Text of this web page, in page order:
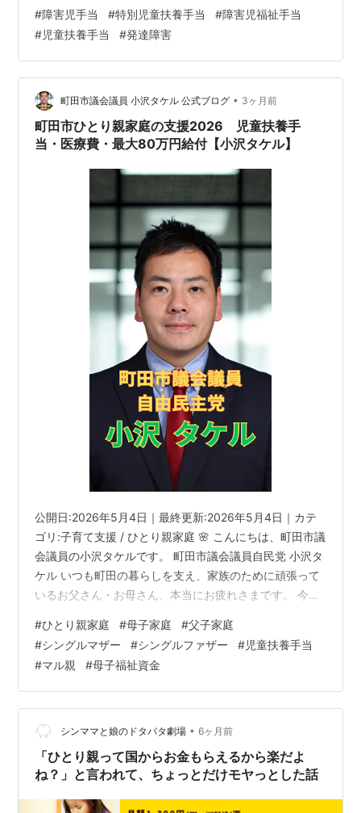
院でお金は出ていくばかり。使える制度は、もらい忘れ
なく全部知っておきたいですよね。 この記事では、障害
のあるお子さんが受けられる主な手当を一覧で整理し、
金額・所得制限・申請先まで、FPがまとめて解説しま
す。お住まいの状況に当てはめながら読んでみてくださ
い。 この記事でわかること 障害のあるお子…
#障害児手当 #特別児童扶養手当 #障害児福祉手当
#児童扶養手当 #発達障害
町田市議会議員 小沢タケル 公式ブログ • 3ヶ月前
町田市ひとり親家庭の支援2026 児童扶養手
当・医療費・最大80万円給付【小沢タケル】
公開日:2026年5月4日｜最終更新:2026年5月4日｜カテ
ゴリ:子育て支援 / ひとり親家庭 🌸 こんにちは、町田市議
会議員の小沢タケルです。 町田市議会議員自民党 小沢タ
ケル いつも町田の暮らしを支え、家族のために頑張って
いるお父さん・お母さん、本当にお疲れさまです。 今日
に向けて、「使える支援制度」を、できるだけわかりや
すく整理してお届けします。 市議として現場のお声を伺
うなかで、いちばん多いのが——「町田市の支援、たぶ
ん何かあるんだろうけど、ちゃんと知らないまま過ごし
てきた」というお声です。 率直に申し上げます。町田市
のひとり親家…
#ひとり親家庭 #母子家庭 #父子家庭
#シングルマザー #シングルファザー #児童扶養手当
#マル親 #母子福祉資金
シンママと娘のドタバタ劇場 • 6ヶ月前
「ひとり親って国からお金もらえるから楽だよ
ね？」と言われて、ちょっとだけモヤっとした話